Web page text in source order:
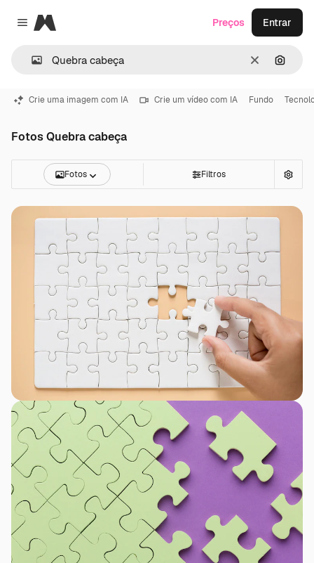
Close menu
Magnific
Limpar
Preços Entrar
Crie uma imagem com IA Crie um vídeo com IA Fundo
Fotos Quebra cabeça
Fotos Filtros